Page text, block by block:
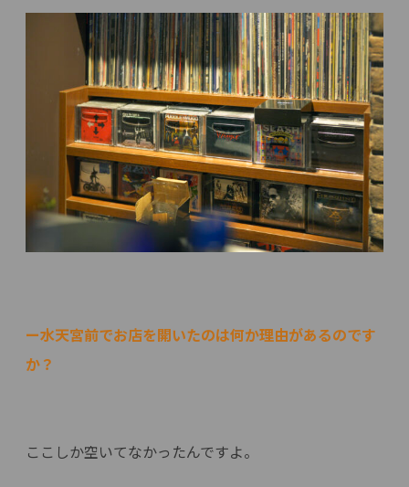
ー水天宮前でお店を開いたのは何か理由があるのです
か？
ここしか空いてなかったんですよ。